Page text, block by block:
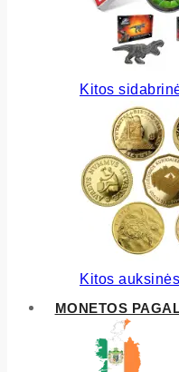
Kitos
Kitos
MONETOS